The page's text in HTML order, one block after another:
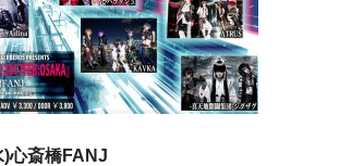
心斎橋FANJ